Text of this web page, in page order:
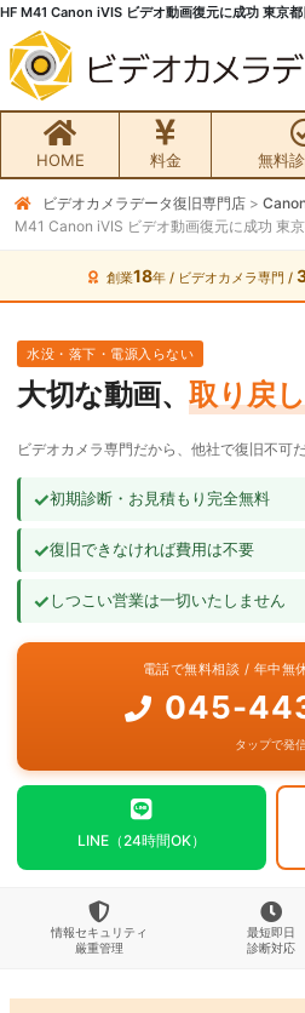
HF M41 Canon iVIS ビデオ動画復元に成功 東京
HOME 料金 無料
無料初期診断お申込み
ビデオカメラ データ復旧HOME
料金・メニュー
サービスの流れ
よくあるご質問
ビデオカメラデータ復旧専門店 >
M41 Canon iVIS ビデオ動画復元に成功 東
創業18年 / ビデオカメラ専門 /
水没・落下・電源入らない
大切な動画、 取り戻
ビデオカメラ専門だから、他社で復旧不可
✓初期診断・お見積もり完全無料
✓復旧できなければ費用は不要
✓しつこい営業は一切いたしません
電話で無料相談 / 年中
045-
タップで発
LINE（24時間OK）
情報セキュリティ
厳重管理
最短即日
診断対応